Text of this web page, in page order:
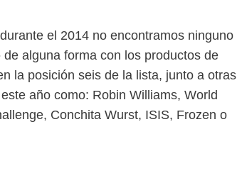
el 2014 no encontramos ninguno
alguna forma con los productos de
la posición seis de la lista, junto a otras
año como: Robin Williams, World
Conchita Wurst, ISIS, Frozen o